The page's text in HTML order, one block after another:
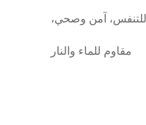
للتنفس، آمن وصحي،
مقاوم للماء والنار